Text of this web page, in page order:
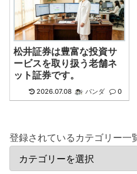
松井証券は豊富な投資サ
ービスを取り扱う老舗ネ
ット証券です。
2026.07.08 パンダ 0
登録されているカテゴリー一